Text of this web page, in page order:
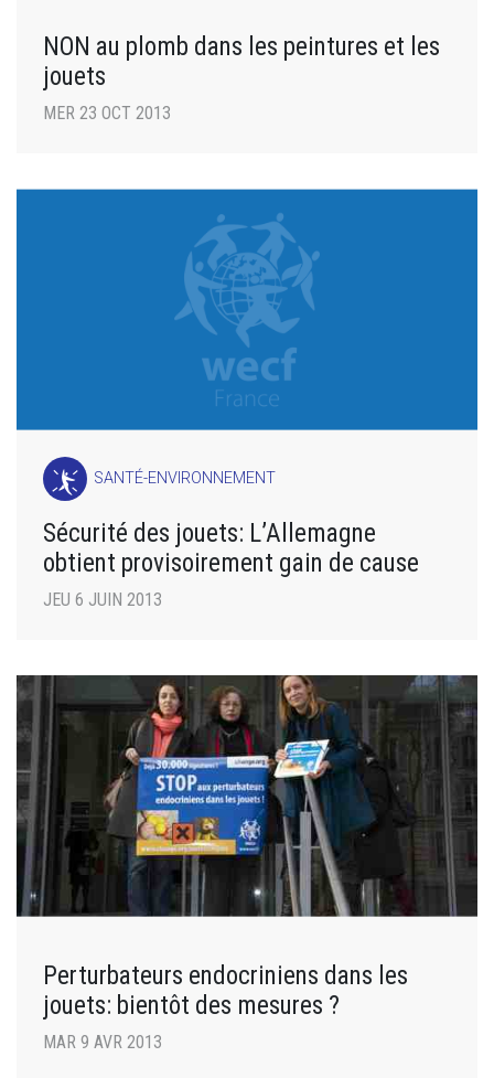
NON au plomb dans les peintures et les
jouets
MER 23 OCT 2013
SANTÉ-ENVIRONNEMENT
Sécurité des jouets: L’Allemagne
obtient provisoirement gain de cause
JEU 6 JUIN 2013
Perturbateurs endocriniens dans les
jouets: bientôt des mesures ?
MAR 9 AVR 2013